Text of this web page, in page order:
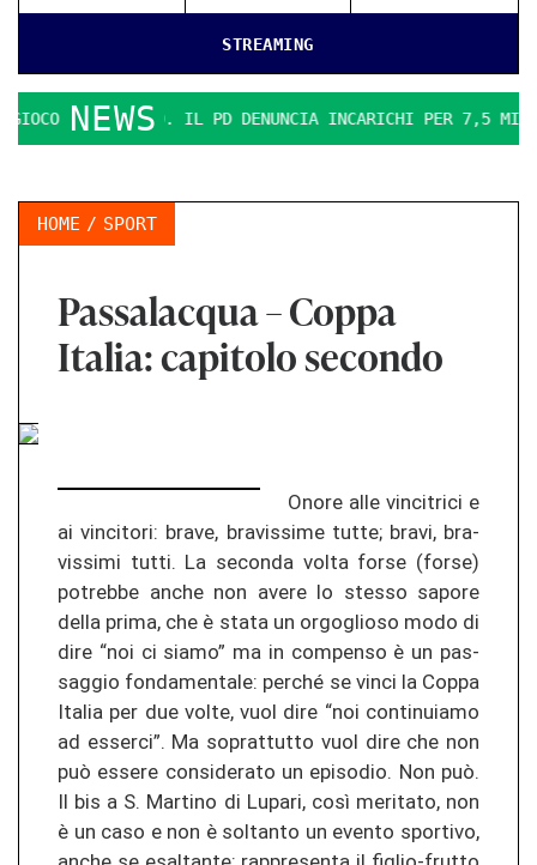
STREAMING
NEWS
SI FA DURO. IL PD DENUNCIA INCARICHI PER 7,5 MILIONI
HOME SPORT
Passalacqua – Coppa
Italia: capitolo secondo
Onore alle vin­ci­tri­ci e
ai vin­ci­to­ri: brave, bra­vis­si­me tutte; bravi, bra­
vis­si­mi tutti. La se­con­da volta forse (forse)
po­treb­be anche non avere lo st­es­so sa­po­re
della prima, che è stata un or­goglio­so modo di
dire “noi ci siamo” ma in com­pen­so è un pas­
sag­gio fon­d­amen­ta­le: per­ché se vinci la Coppa
Ita­lia per due volte, vuol dire “noi con­ti­nuia­mo
ad es­ser­ci”. Ma so­pr­at­tut­to vuol dire che non
può es­se­re con­si­de­ra­to un ep­iso­dio. Non può.
Il bis a S. Mar­ti­no di Lu­pa­ri, così me­ri­ta­to, non
è un caso e non è sol­tan­to un even­to spor­ti­vo,